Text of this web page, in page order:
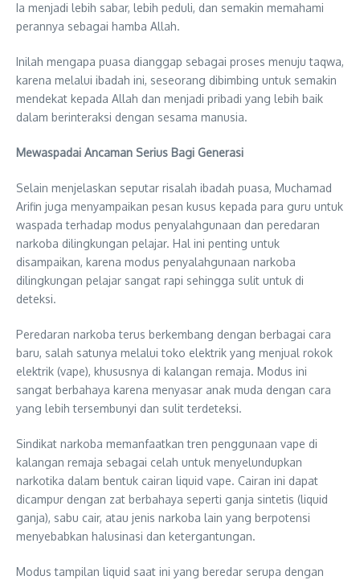
Ia menjadi lebih sabar, lebih peduli, dan semakin memahami
perannya sebagai hamba Allah.
Inilah mengapa puasa dianggap sebagai proses menuju taqwa,
karena melalui ibadah ini, seseorang dibimbing untuk semakin
mendekat kepada Allah dan menjadi pribadi yang lebih baik
dalam berinteraksi dengan sesama manusia.
Mewaspadai Ancaman Serius Bagi Generasi
Selain menjelaskan seputar risalah ibadah puasa, Muchamad
Arifin juga menyampaikan pesan kusus kepada para guru untuk
waspada terhadap modus penyalahgunaan dan peredaran
narkoba dilingkungan pelajar. Hal ini penting untuk
disampaikan, karena modus penyalahgunaan narkoba
dilingkungan pelajar sangat rapi sehingga sulit untuk di
deteksi.
Peredaran narkoba terus berkembang dengan berbagai cara
baru, salah satunya melalui toko elektrik yang menjual rokok
elektrik (vape), khususnya di kalangan remaja. Modus ini
sangat berbahaya karena menyasar anak muda dengan cara
yang lebih tersembunyi dan sulit terdeteksi.
Sindikat narkoba memanfaatkan tren penggunaan vape di
kalangan remaja sebagai celah untuk menyelundupkan
narkotika dalam bentuk cairan liquid vape. Cairan ini dapat
dicampur dengan zat berbahaya seperti ganja sintetis (liquid
ganja), sabu cair, atau jenis narkoba lain yang berpotensi
menyebabkan halusinasi dan ketergantungan.
Modus tampilan liquid saat ini yang beredar serupa dengan